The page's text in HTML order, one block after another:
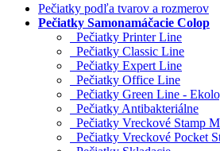
Pečiatky podľa tvarov a rozmerov
Pečiatky Samonamáčacie Colop
Pečiatky Printer Line
Pečiatky Classic Line
Pečiatky Expert Line
Pečiatky Office Line
Pečiatky Green Line -
Pečiatky Antibakteriálne
Pečiatky Vreckové Stamp
Pečiatky Vreckové Pocket